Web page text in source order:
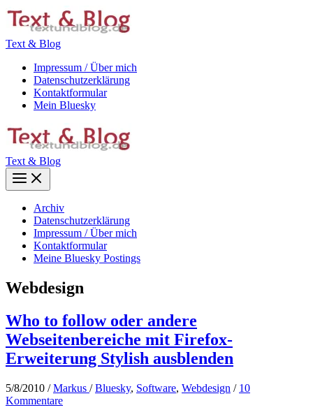
Zum
Inhalt
Text & Blog
Impressum / Über mich
Datenschutzerklärung
Kontaktformular
Mein Bluesky
Text & Blog
Main
Menu
Archiv
Datenschutzerklärung
Impressum / Über mich
Kontaktformular
Meine Bluesky Postings
Webdesign
Who to follow oder andere
Webseitenbereiche mit Firefox-
Erweiterung Stylish ausblenden
5/8/2010 /Markus /Bluesky, Software, Webdesign / 10
Kommentare